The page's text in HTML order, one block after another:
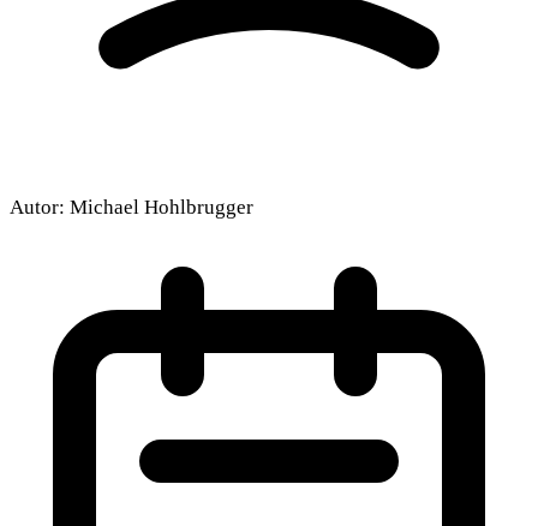
Autor: Michael Hohlbrugger